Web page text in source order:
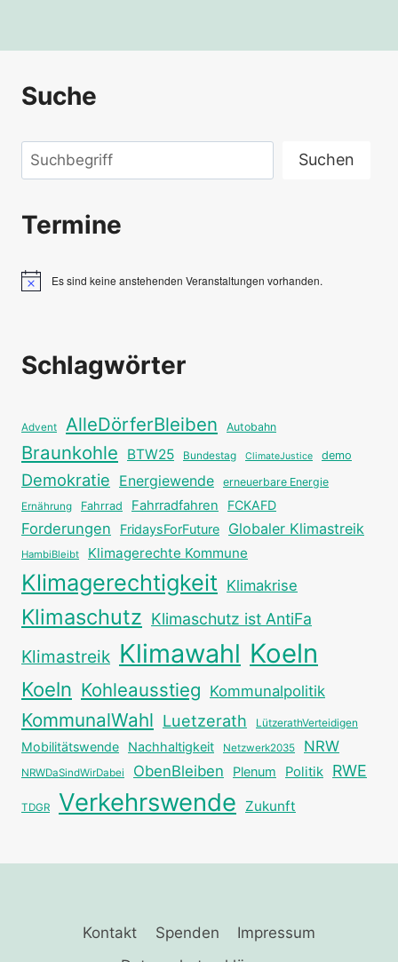
Suche
Suchen Suchen
Termine
HinweisEs sind keine anstehenden Veranstaltungen vorhanden.
Schlagwörter
Advent AlleDörferBleiben Autobahn
Braunkohle BTW25 Bundestag ClimateJustice demo
Demokratie Energiewende erneuerbare Energie
Ernährung Fahrrad Fahrradfahren FCKAFD
Forderungen FridaysForFuture Globaler Klimastreik
HambiBleibt Klimagerechte Kommune
Klimagerechtigkeit Klimakrise
Klimaschutz Klimaschutz ist AntiFa
Klimastreik Klimawahl Koeln
Koeln Kohleausstieg Kommunalpolitik
KommunalWahl Luetzerath LützerathVerteidigen
Mobilitätswende Nachhaltigkeit Netzwerk2035 NRW
NRWDaSindWirDabei ObenBleiben Plenum Politik RWE
TDGR Verkehrswende Zukunft
Kontakt Spenden
Impressum